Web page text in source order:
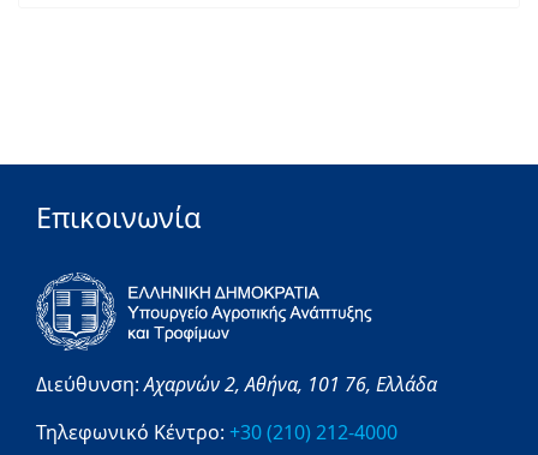
Επικοινωνία
Διεύθυνση:Αχαρνών 2,Αθήνα, 101 76, Ελλάδα
Τηλεφωνικό Κέντρο: +30 (210) 212-4000